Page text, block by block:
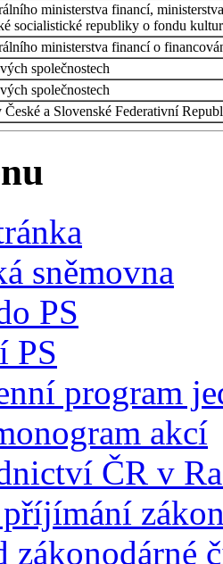
ministerstva financí,
socialistické republiky o fondu
ministerstva financí o
společnostech
společnostech
a Slovenské Federativní
sněmovna
PS
PS
program
akcí
ČR v
příjímání
zákonodárné